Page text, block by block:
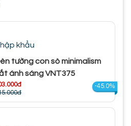
khẩu
tường con sò minimalism
ánh sáng VNT375
-45.0%